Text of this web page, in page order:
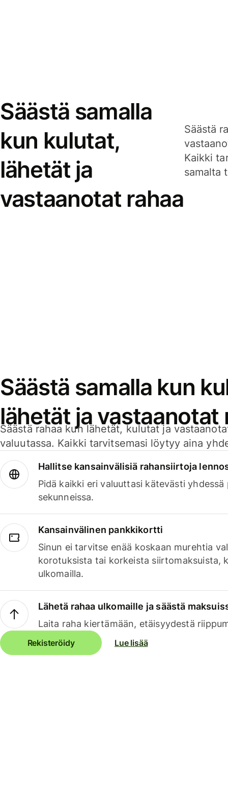
Säästä samalla
kun kulutat,
lähetät ja
vastaanotat rahaa
Säästä
Kaikki
samalta
Säästä samalla kun
lähetät ja vastaanotat
Säästä rahaa kun lähetät, kulutat ja
valuutassa. Kaikki tarvitsemasi löytyy aina
Hallitse kansainvälisiä rahansiirtoja
Pidä kaikki eri valuuttasi kätevästi yhdessä
sekunneissa.
Kansainvälinen pankkikortti
Sinun ei tarvitse enää koskaan murehtia
korotuksista tai korkeista siirtomaksuista,
ulkomailla.
Lähetä rahaa ulkomaille ja säästä
Laita raha kiertämään, etäisyydestä
Rekisteröidy Lue lisää